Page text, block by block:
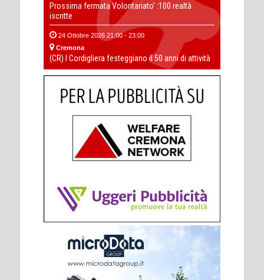
Prossima fermata Volontariato' :100 realtà
iscritte
24 Ottobre 2026 21:00 - 23:00
Cremona
(CR) I Cordigliera festeggiano il 50 anni di attività